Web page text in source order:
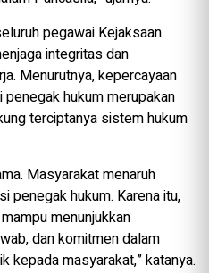
pegawai Kejaksaan
integritas dan
Menurutnya, kepercayaan
hukum merupakan
terciptanya sistem hukum
Masyarakat menaruh
penegak hukum. Karena itu,
menunjukkan
dan komitmen dalam
kepada masyarakat,” katanya.